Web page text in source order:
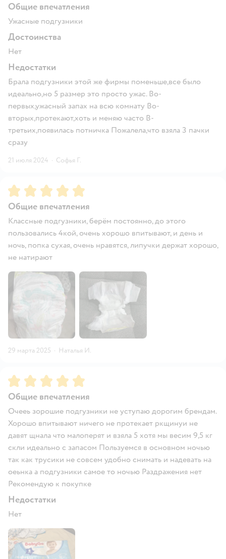
Общие впечатления
Ужасные подгузники
Достоинства
Нет
Недостатки
Брала подгузники этой же фирмы поменьше,все было
идеально,но 5 размер это просто ужас. Во-
первых,ужасный запах на всю комнату Во-
вторых,протекают,хоть и меняю часто В-
третьих,появилась потничка Пожалела,что взяла 3 пачки
сразу
21 июля 2024 · Софья Г.
Рейтинг:5
Общие впечатления
Классные подгузники, берём постоянно, до этого
пользовались 4кой, очень хорошо впитывают, и день и
ночь, попка сухая, очень нравятся, липучки держат хорошо,
не натирают
29 марта 2025 · Наталья И.
Рейтинг:5
Общие впечатления
Очееь зорошие подгузники не уступаю дорогим брендам.
Хорошо впитывают ничего не протекает ркщинуи не
давят щнала что малоперят и взяла 5 хотя мы весим 9,5 кг
скли идеально с запасом Пользуемся в основном ночью
так как трусики не совсем удобно снимать и надевать на
оеьнка а подгузники самое то ночью Раздражения нет
Рекомендую к покупке
Недостатки
Нет